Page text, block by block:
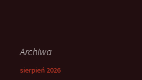
Archiwa
sierpień 2026